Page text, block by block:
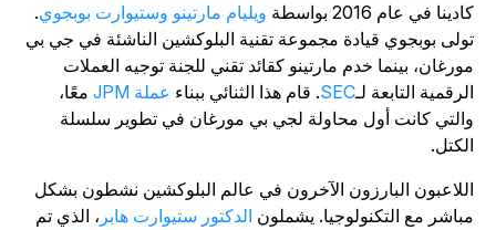
في عام 2016 بواسطة
ويليام مارتينو وستيوارت بوبجوي.
بوبجوي قيادة مجموعة تقنية البلوكشين الناشئة في جي بي
بينما خدم مارتينو كقائد تقني للجنة توجيه العملات
التابعة لـSEC. قام هذا الثنائي ببناءعملة JPM
معًا،
كانت أول محاولة لجي بي مورغان في تطوير سلسلة
البارزون الآخرون في عالم البلوكشين نشطون بشكل
مع التكنولوجيا. يشملونالدكتور ستيوارت هابر، الذي تم